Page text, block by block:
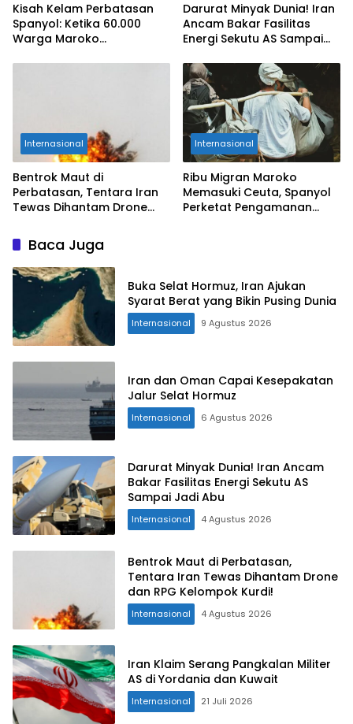
Kisah Kelam Perbatasan
Spanyol: Ketika 60.000
Warga Maroko
Ceuta
Darurat Minyak Dunia! Iran
Ancam Bakar Fasilitas
Energi Sekutu AS Sampai
Internasional
Bentrok Maut di
Perbatasan, Tentara Iran
Tewas Dihantam Drone
Internasional
Ribu Migran Maroko
Memasuki Ceuta, Spanyol
Perketat Pengamanan
Baca Juga
Buka Selat Hormuz, Iran Ajukan
Syarat Berat yang Bikin Pusing Dunia
Internasional 9 Agustus 2026
Iran dan Oman Capai Kesepakatan
Jalur Selat Hormuz
Internasional 6 Agustus 2026
Darurat Minyak Dunia! Iran Ancam
Bakar Fasilitas Energi Sekutu AS
Sampai Jadi Abu
Internasional 4 Agustus 2026
Bentrok Maut di Perbatasan,
Tentara Iran Tewas Dihantam Drone
dan RPG Kelompok Kurdi!
Internasional 4 Agustus 2026
Iran Klaim Serang Pangkalan Militer
AS di Yordania dan Kuwait
Internasional 21 Juli 2026